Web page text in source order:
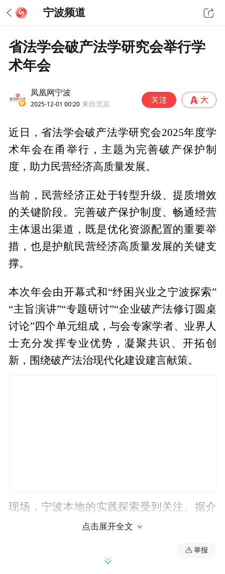
宁波频道
省法学会破产法学研究会举行学
术年会
凤凰网宁波
2025-12-01 00:20 来自北京
近日，省法学会破产法学研究会2025年度学
术年会在甬举行，主题为完善破产保护制
度，助力民营经济高质量发展。
当前，民营经济正处于转型升级、提质增效
的关键阶段。完善破产保护制度、畅通经营
主体退出渠道，既是优化资源配置的重要举
措，也是护航民营经济高质量发展的关键支
撑。
本次年会由开幕式和“纾困兴业之宁波探索”
“主旨演讲”“专题研讨”“企业破产法修订圆桌
讨论”四个单元组成，与会专家学者、业界人
士充分发挥专业优势，凝聚共识、开拓创
新，围绕破产法治现代化建设建言献策。
现场，宁波本地的实践探索受到关注。据介
绍，宁波法院通过深化府院联动、探索分类
条具有本地特色的破产审判路径。近三年，
点击展开全文
举报